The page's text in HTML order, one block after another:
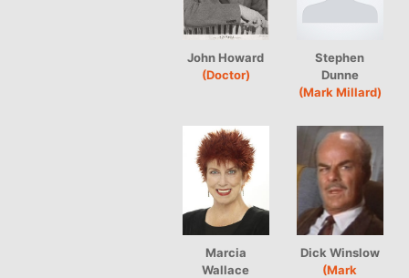
John Howard
(Doctor)
Stephen
Dunne
(Mark Millard)
Marcia
Wallace
Dick Winslow
(Mark